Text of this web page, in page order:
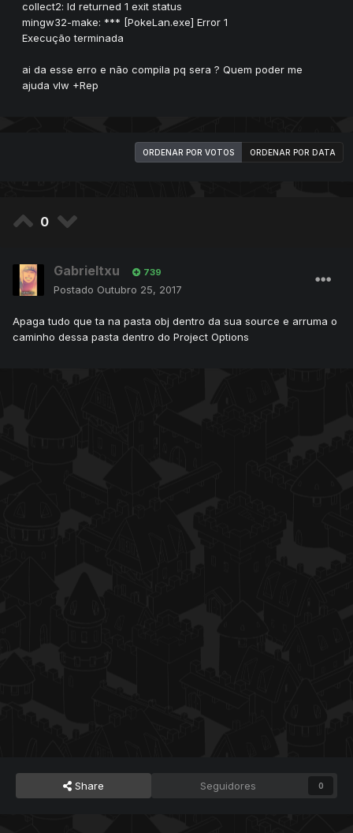
collect2: ld returned 1 exit status
mingw32-make: *** [PokeLan.exe] Error 1
Execução terminada
ai da esse erro e não compila pq sera ? Quem poder me
ajuda vlw +Rep
ORDENAR POR VOTOS ORDENAR POR DATA
0
Gabrieltxu 739
Postado Outubro 25, 2017
Apaga tudo que ta na pasta obj dentro da sua source e arruma o
caminho dessa pasta dentro do Project Options
Share Seguidores 0